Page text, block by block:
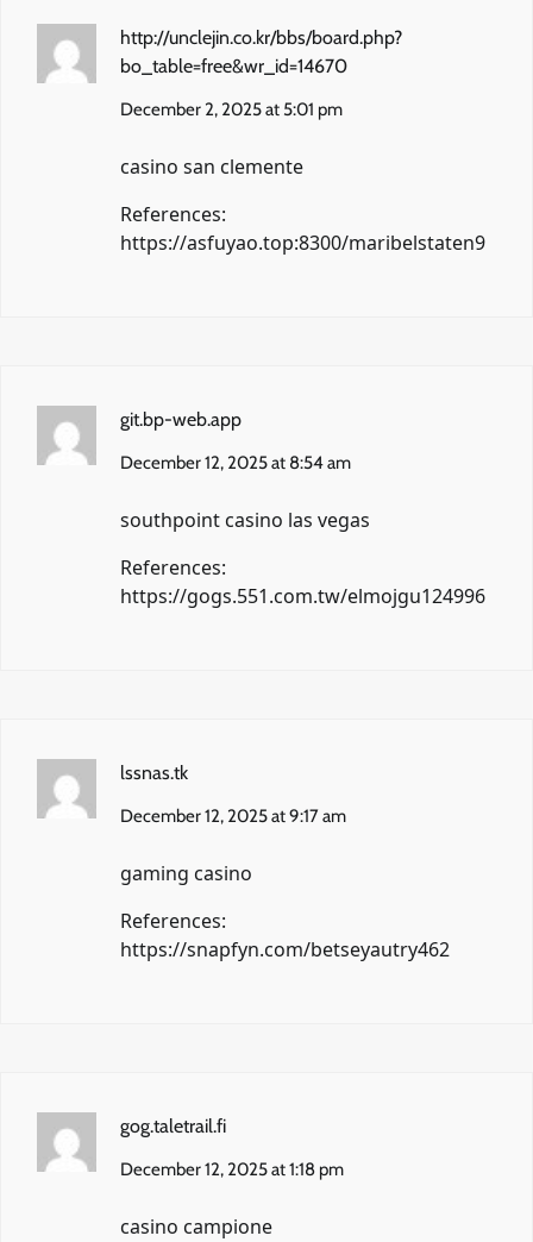
http://unclejin.co.kr/bbs/board.php?
bo_table=free&wr_id=14670
December 2, 2025 at 5:01 pm
casino san clemente
References:
https://asfuyao.top:8300/maribelstaten9
git.bp-web.app
December 12, 2025 at 8:54 am
southpoint casino las vegas
References:
https://gogs.551.com.tw/elmojgu124996
lssnas.tk
December 12, 2025 at 9:17 am
gaming casino
References:
https://snapfyn.com/betseyautry462
gog.taletrail.fi
December 12, 2025 at 1:18 pm
casino campione